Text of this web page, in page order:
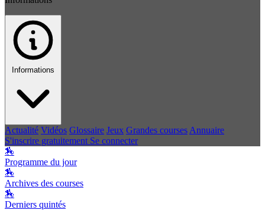
Informations
Actualité Vidéos Glossaire Jeux Grandes courses Annuaire
S'inscrire gratuitement Se connecter
🏇
Programme du jour
🏇
Archives des courses
🏇
Derniers quintés